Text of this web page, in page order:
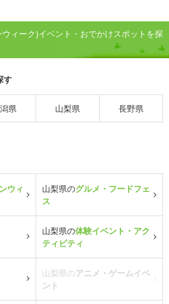
ィーク)イベント・おでかけスポットを探
す
県 山梨県 長野県
ウィ
山梨県のグルメ・フードフェ
ス
山梨県の体験イベント・アク
ティビティ
山梨県のアニメ・ゲームイベ
ント